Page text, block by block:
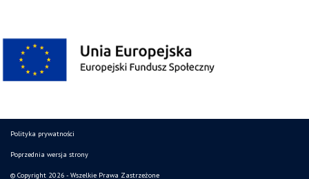
Polityka prywatności
Poprzednia wersja strony
© Copyright 2026 - Wszelkie Prawa Zastrzeżone